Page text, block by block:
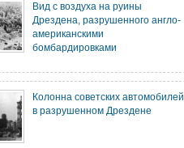
Вид с воздуха на руины
Дрездена, разрушенного англо-
американскими
бомбардировками
Колонна советских автомобилей
в разрушенном Дрездене